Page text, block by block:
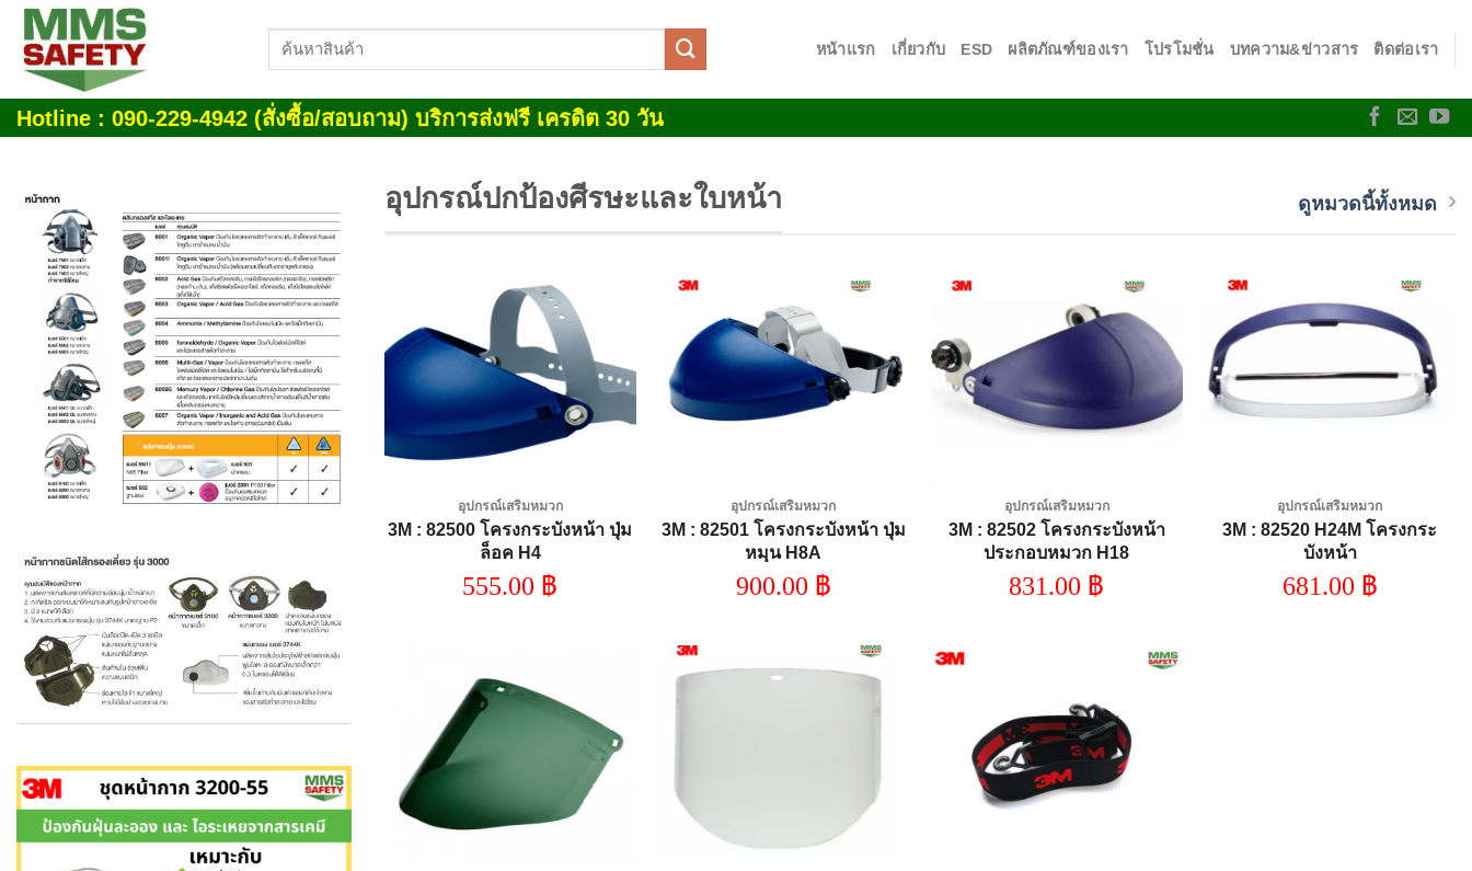
Skip
content
ค้นหา:
หน้าแรก เกี่ยวกับ ESD ผลิตภัณฑ์ของเรา โปรโมชั่น บทความ&ข่าวสาร ติดต่อเรา
Hotline : 090-229-4942 (สั่งซื้อ/สอบถาม) บริการส่งฟรี เครดิต 30 วัน
อุปกรณ์ปกป้องศีรษะและใบหน้า ดูหมวดนี้ทั้งหมด
Add to
wishlist
อุปกรณ์เสริมหมวก
3M : 82500 โครงกระบังหน้า ปุ่ม
ล็อค H4
555.00 ฿
wishlist
อุปกรณ์เสริมหมวก
3M : 82501 โครงกระบังหน้า ปุ่ม
หมุน H8A
900.00 ฿
Add to
wishlist
อุปกรณ์เสริมหมวก
3M : 82502 โครงกระบังหน้า
ประกอบหมวก H18
831.00 ฿
Add to
wishlist
อุปกรณ์เสริมหมวก
3M : 82520 H24M โครงกระ
บังหน้า
681.00 ฿
Add to
wishlist
wishlist